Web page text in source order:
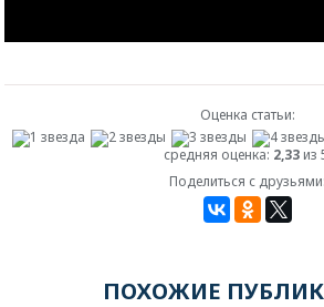
Оценка статьи:
средняя оценка: 2,33 из
Поделиться с друзьями:
ПОХОЖИЕ